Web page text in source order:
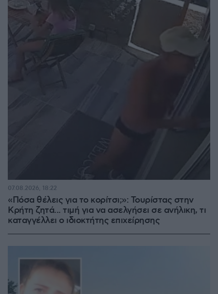
«Πόσα θέλεις για το κορίτσι;»: Τουρίστας στην
Κρήτη ζητά... τιμή για να ασελγήσει σε ανήλικη, τι
καταγγέλλει ο ιδιοκτήτης επιχείρησης
07.08.2026, 18:22